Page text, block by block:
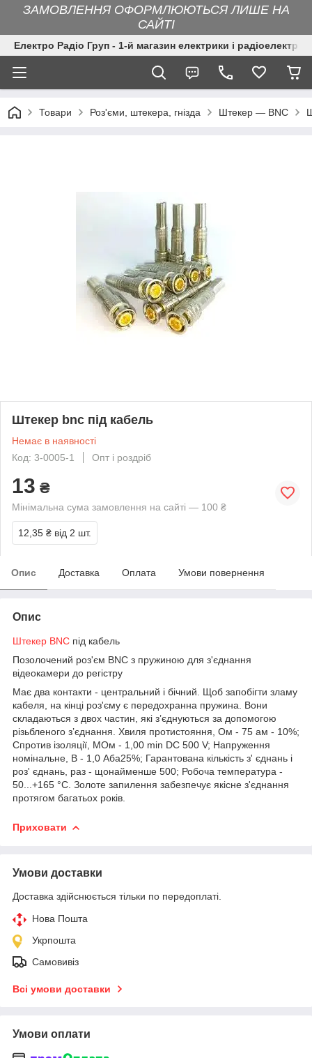
ЗАМОВЛЕННЯ ОФОРМЛЮЮТЬСЯ ЛИШЕ НА
САЙТІ
Електро Радіо Груп - 1-й магазин електрики і
Товари Роз'єми, штекера, гнізда Штекер — BNC
Штекер bnc під кабель
Немає в наявності
Код: 3-0005-1
Опт і роздріб
13 ₴
Мінімальна сума замовлення на сайті — 100 ₴
12,35 ₴ від 2 шт.
Опис Доставка Оплата Умови повернення
Опис
Штекер BNC під кабель
Позолочений роз'єм BNC з пружиною для з'єднання
відеокамери до регістру
Має два контакти - центральний і бічний. Щоб запобігти зламу
кабеля, на кінці роз'єму є передохранна пружина. Вони
складаються з двох частин, які з’єднуються за допомогою
різьбленого з’єднання. Хвиля протистояння, Ом - 75 ам - 10%;
Спротив ізоляції, МОм - 1,00 min DC 500 V; Напруження
номінальне, В - 1,0 Аба25%; Гарантована кількість з' єднань і
роз' єднань, раз - щонайменше 500; Робоча температура -
50...+165 °C. Золоте запилення забезпечує якісне з'єднання
протягом багатьох років.
Приховати
Умови доставки
Доставка здійснюється тільки по передоплаті.
Нова Пошта
Укрпошта
Самовивіз
Всі умови доставки
Умови оплати